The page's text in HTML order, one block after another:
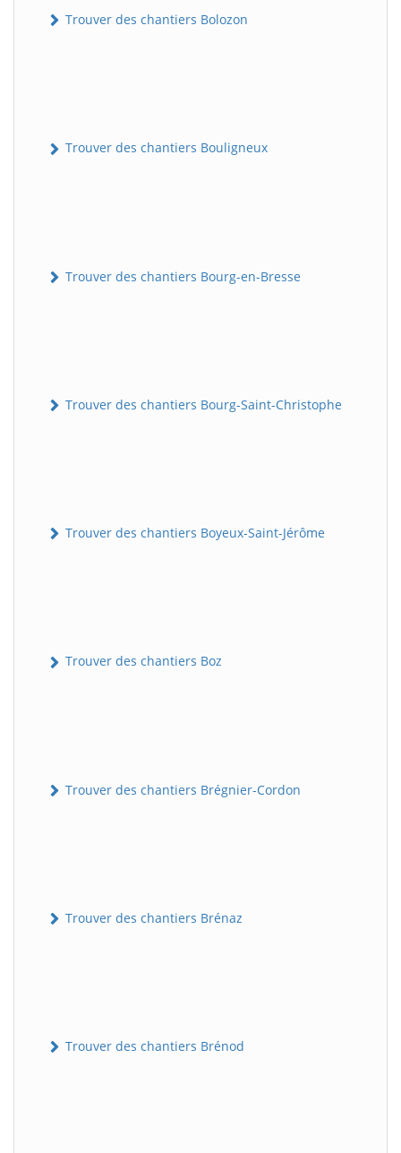
Trouver des chantiers Bolozon
Trouver des chantiers Bouligneux
Trouver des chantiers Bourg-en-Bresse
Trouver des chantiers Bourg-Saint-Christophe
Trouver des chantiers Boyeux-Saint-Jérôme
Trouver des chantiers Boz
Trouver des chantiers Brégnier-Cordon
Trouver des chantiers Brénaz
Trouver des chantiers Brénod